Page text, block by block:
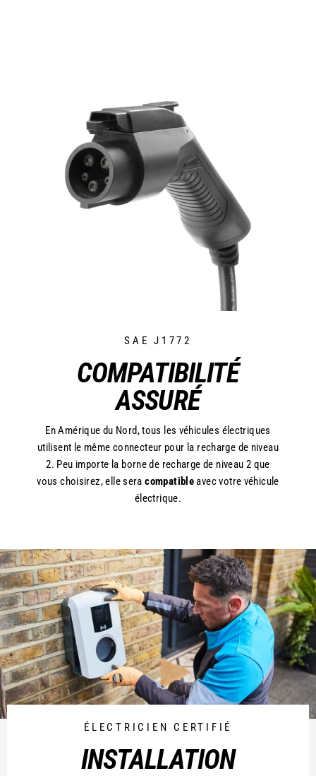
SAE J1772
COMPATIBILITÉ
ASSURÉ
En Amérique du Nord, tous les véhicules électriques
utilisent le même connecteur pour la recharge de niveau
2. Peu importe la borne de recharge de niveau 2 que
vous choisirez, elle seracompatibleavec votre véhicule
électrique.
ÉLECTRICIEN CERTIFIÉ
INSTALLATION